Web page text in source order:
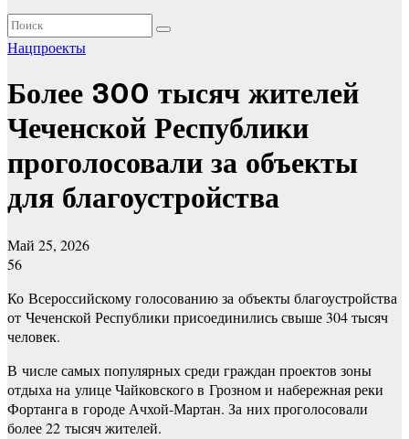
Нацпроекты
Более 300 тысяч жителей
Чеченской Республики
проголосовали за объекты
для благоустройства
Май 25, 2026
56
Ко Всероссийскому голосованию за объекты благоустройства
от Чеченской Республики присоединились свыше 304 тысяч
человек.
В числе самых популярных среди граждан проектов зоны
отдыха на улице Чайковского в Грозном и набережная реки
Фортанга в городе Ачхой-Мартан. За них проголосовали
более 22 тысяч жителей.